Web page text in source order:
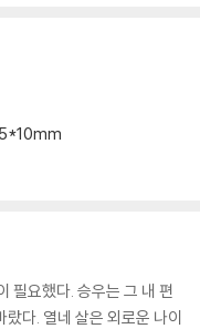
필요했다. 승우는 그 내 편
다. 열네 살은 외로운 나이